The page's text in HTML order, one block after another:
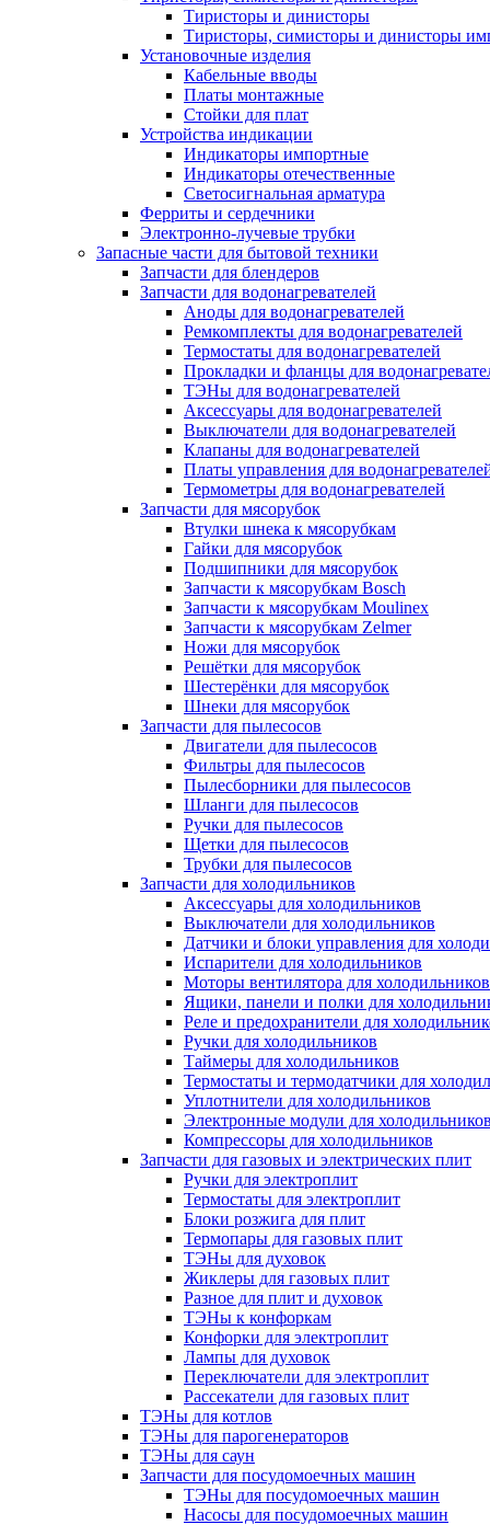
Тиристоры и динисторы
Тиристоры, симисторы и динисторы
Установочные изделия
Кабельные вводы
Платы монтажные
Стойки для плат
Устройства индикации
Индикаторы импортные
Индикаторы отечественные
Светосигнальная арматура
Ферриты и сердечники
Электронно-лучевые трубки
Запасные части для бытовой техники
Запчасти для блендеров
Запчасти для водонагревателей
Аноды для водонагревателей
Ремкомплекты для водонагревателей
Термостаты для водонагревателей
Прокладки и фланцы для
ТЭНы для водонагревателей
Аксессуары для водонагревателей
Выключатели для водонагревателей
Клапаны для водонагревателей
Платы управления для
Термометры для водонагревателей
Запчасти для мясорубок
Втулки шнека к мясорубкам
Гайки для мясорубок
Подшипники для мясорубок
Запчасти к мясорубкам Bosch
Запчасти к мясорубкам Moulinex
Запчасти к мясорубкам Zelmer
Ножи для мясорубок
Решётки для мясорубок
Шестерёнки для мясорубок
Шнеки для мясорубок
Запчасти для пылесосов
Двигатели для пылесосов
Фильтры для пылесосов
Пылесборники для пылесосов
Шланги для пылесосов
Ручки для пылесосов
Щетки для пылесосов
Трубки для пылесосов
Запчасти для холодильников
Аксессуары для холодильников
Выключатели для холодильников
Датчики и блоки управления для
Испарители для холодильников
Моторы вентилятора для холодильников
Ящики, панели и полки для
Реле и предохранители для
Ручки для холодильников
Таймеры для холодильников
Термостаты и термодатчики для
Уплотнители для холодильников
Электронные модули для холодильников
Компрессоры для холодильников
Запчасти для газовых и электрических плит
Ручки для электроплит
Термостаты для электроплит
Блоки розжига для плит
Термопары для газовых плит
ТЭНы для духовок
Жиклеры для газовых плит
Разное для плит и духовок
ТЭНы к конфоркам
Конфорки для электроплит
Лампы для духовок
Переключатели для электроплит
Рассекатели для газовых плит
ТЭНы для котлов
ТЭНы для парогенераторов
ТЭНы для саун
Запчасти для посудомоечных машин
ТЭНы для посудомоечных машин
Насосы для посудомоечных машин